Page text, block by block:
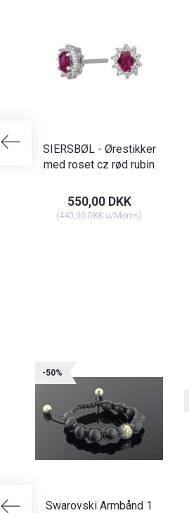
SIERSBØL - Ørestikker
med roset cz rød rubin
550,00 DKK
(440,00 DKK u/Moms)
-50%
Swarovski Armbånd 1